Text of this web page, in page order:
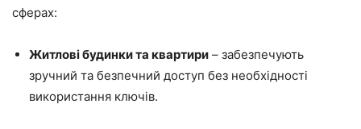
сферах:
Житлові будинки та квартири – забезпечують
зручний та безпечний доступ без необхідності
використання ключів.